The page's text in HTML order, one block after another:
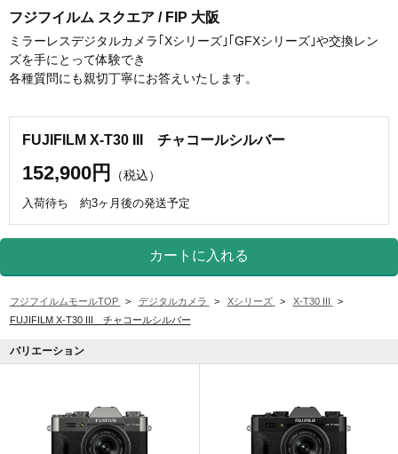
フジフイルム スクエア / FIP 大阪
ミラーレスデジタルカメラ｢Xシリーズ｣｢GFXシリーズ｣や交換レン
ズを手にとって体験でき
各種質問にも親切丁寧にお答えいたします。
FUJIFILM X-T30 III チャコールシルバー
152,900円 （税込）
入荷待ち 約3ヶ月後の発送予定
フジフイルムモールTOP > デジタルカメラ > Xシリーズ > X-T30 III
>
FUJIFILM X-T30 III チャコールシルバー
バリエーション